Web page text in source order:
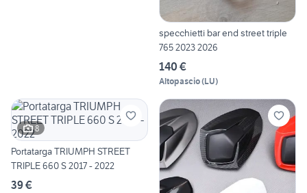
specchietti bar end street triple
765 2023 2026
140 €
Altopascio(LU)
8
Portatarga TRIUMPH STREET
TRIPLE 660 S 2017 - 2022
39 €